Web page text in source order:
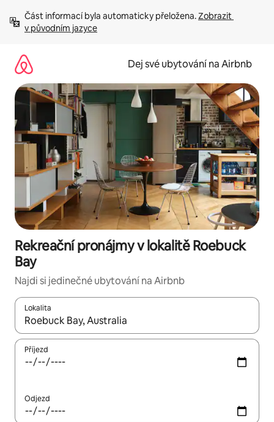
obsah
Část informací byla automaticky přeložena. Zobrazit
v původním jazyce
Dej své ubytování na Airbnb
Rekreační pronájmy v lokalitě Roebuck
Bay
Najdi si jedinečné ubytování na Airbnb
Lokalita
Až budou výsledky k dispozici, můžeš si je procházet pomocí
Příjezd
Odjezd